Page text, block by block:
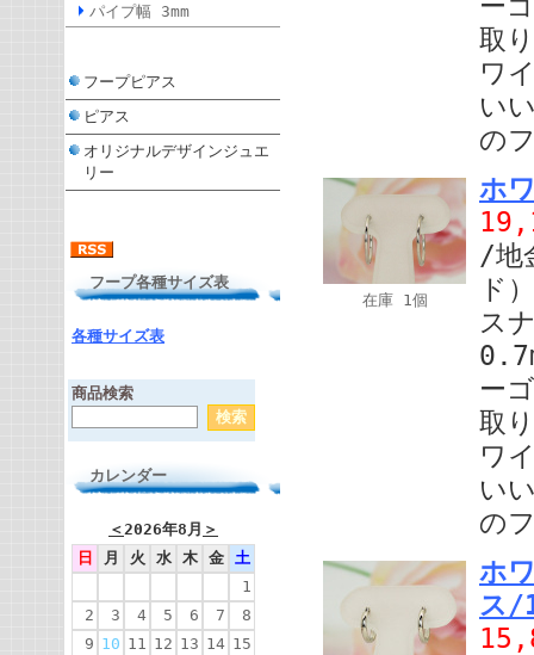
パイプ幅 3mm
フープピアス
ピアス
オリジナルデザインジュエ
リー
フープ各種サイズ表
各種サイズ表
商品検索
カレンダー
＜ 2026年8月 ＞
日
月 火 水 木 金
土
1
2
3 4 5 6 7
8
9 10 11 12 13 14 15
取
ワ
い
の
在庫 1個
ホ
/地
ド
ス
ー
取
ワ
い
の
ホ
ス/